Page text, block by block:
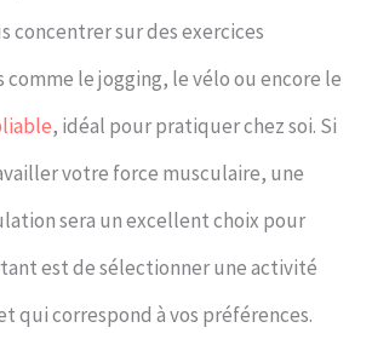
concentrer sur des exercices
comme le jogging, le vélo ou encore le
, idéal pour pratiquer chez soi. Si
votre force musculaire, une
sera un excellent choix pour
est de sélectionner une activité
qui correspond à vos préférences.